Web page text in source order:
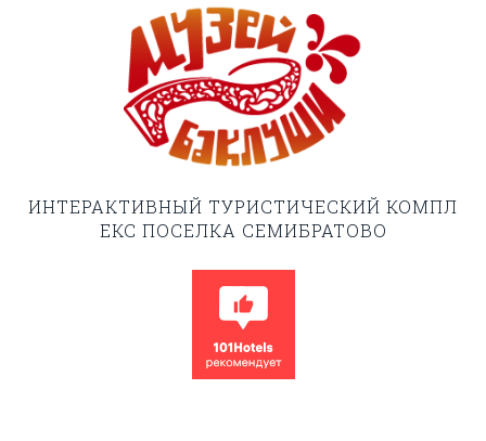
ИНТЕРАКТИВНЫЙ ТУРИСТИЧЕСКИЙ КОМПЛ
ЕКС ПОСЕЛКА СЕМИБРАТОВО